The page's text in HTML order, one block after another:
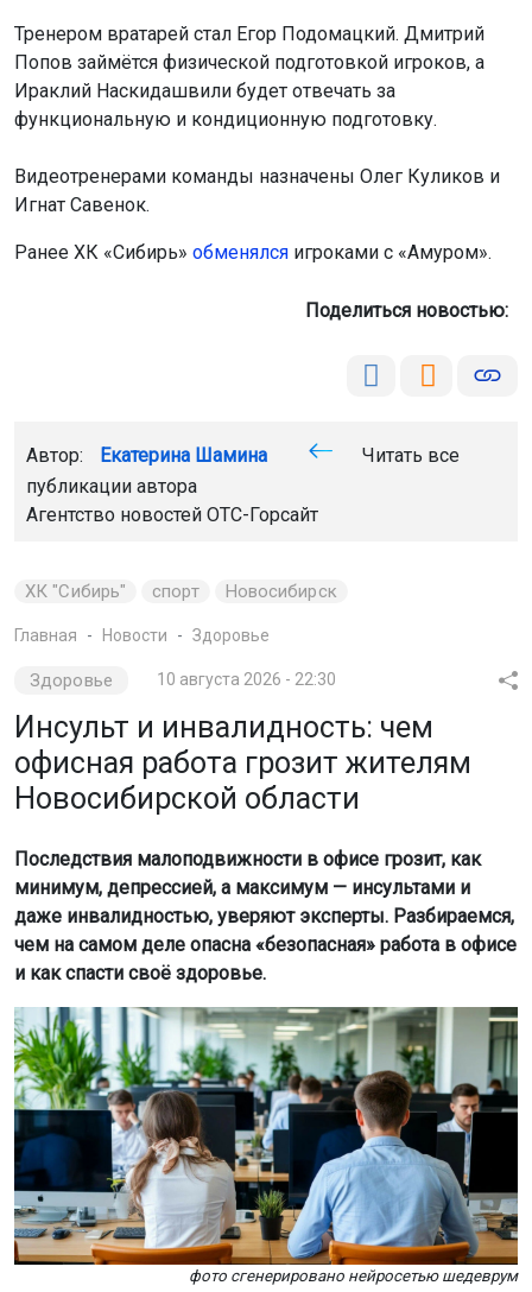
Тренером вратарей стал Егор Подомацкий. Дмитрий
Попов займётся физической подготовкой игроков, а
Ираклий Наскидашвили будет отвечать за
функциональную и кондиционную подготовку.
Видеотренерами команды назначены Олег Куликов и
Игнат Савенок.
Ранее ХК «Сибирь» обменялся игроками с «Амуром».
Поделиться новостью:
Автор: Екатерина Шамина
Читать все
публикации автора
Агентство новостей ОТС-Горсайт
ХК "Сибирь" спорт Новосибирск
Главная Новости Здоровье
Здоровье 10 августа 2026 - 22:30
Инсульт и инвалидность: чем
офисная работа грозит жителям
Новосибирской области
Последствия малоподвижности в офисе грозит, как
минимум, депрессией, а максимум — инсультами и
даже инвалидностью, уверяют эксперты. Разбираемся,
чем на самом деле опасна «безопасная» работа в офисе
и как спасти своё здоровье.
фото сгенерировано нейросетью шедеврум